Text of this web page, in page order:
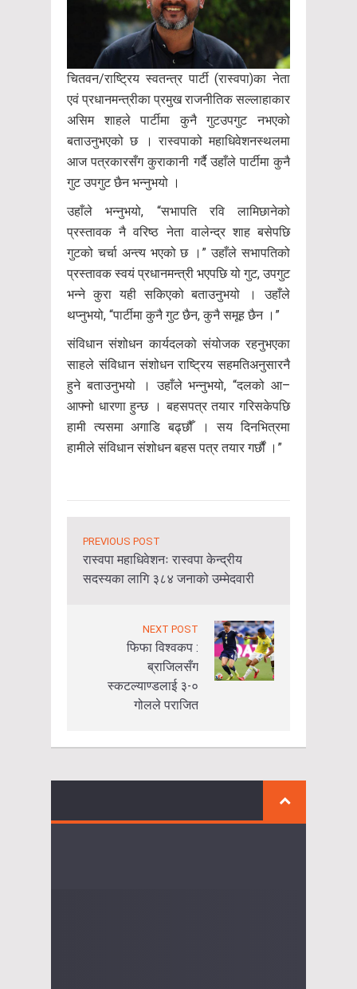
चितवन/राष्ट्रिय स्वतन्त्र पार्टी (रास्वपा)का नेता
एवं प्रधानमन्त्रीका प्रमुख राजनीतिक सल्लाहाकार
असिम शाहले पार्टीमा कुनै गुटउपगुट नभएको
बताउनुभएको छ । रास्वपाको महाधिवेशनस्थलमा
आज पत्रकारसँग कुराकानी गर्दै उहाँले पार्टीमा कुनै
गुट उपगुट छैन भन्नुभयो ।
उहाँले भन्नुभयो, “सभापति रवि लामिछानेको
प्रस्तावक नै वरिष्ठ नेता वालेन्द्र शाह बसेपछि
गुटको चर्चा अन्त्य भएको छ ।” उहाँले सभापतिको
प्रस्तावक स्वयं प्रधानमन्त्री भएपछि यो गुट, उपगुट
भन्ने कुरा यही सकिएको बताउनुभयो । उहाँले
थप्नुभयो, “पार्टीमा कुनै गुट छैन, कुनै समूह छैन ।”
संविधान संशोधन कार्यदलको संयोजक रहनुभएका
साहले संविधान संशोधन राष्ट्रिय सहमतिअनुसारनै
हुने बताउनुभयो । उहाँले भन्नुभयो, “दलको आ–
आफ्नो धारणा हुन्छ । बहसपत्र तयार गरिसकेपछि
हामी त्यसमा अगाडि बढ्छौँ । सय दिनभित्रमा
हामीले संविधान संशोधन बहस पत्र तयार गर्छौं ।”
PREVIOUS POST
रास्वपा महाधिवेशनः रास्वपा केन्द्रीय
सदस्यका लागि ३८४ जनाको उम्मेदवारी
NEXT POST
फिफा विश्वकप :
ब्राजिलसँग
स्कटल्याण्डलाई ३-०
गोलले पराजित